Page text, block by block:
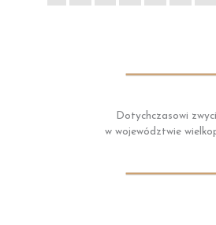
Dotychczasowi
w województwie